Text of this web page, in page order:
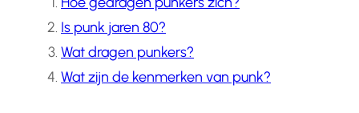
Is punk jaren 80?
Wat dragen punkers?
Wat zijn de kenmerken van punk?